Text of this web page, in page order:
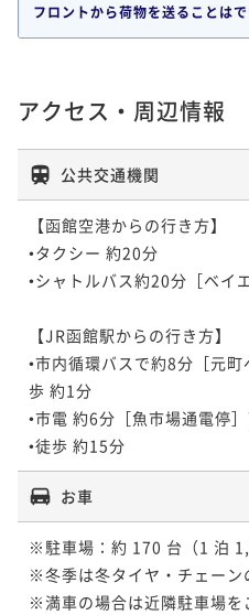
フロントから荷物を送ることは
アクセス・周辺情報
公共交通機関
【函館空港からの行き方】
•タクシー 約20分
•シャトルバス約20分［ベイ
【JR函館駅からの行き方】
•市内循環バスで約8分［元
歩 約1分
•市電 約6分［魚市場通電停
お車
※駐車場：約 170 台（1 泊
※冬季は冬タイヤ・チェーン
※満車の場合は近隣駐車場を